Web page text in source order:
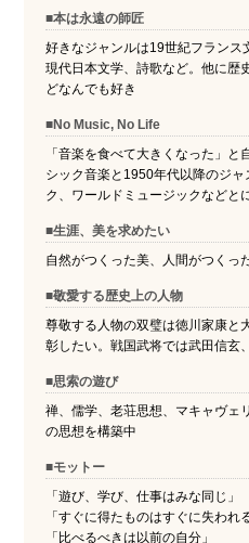
■本は永遠の師匠
好きなジャンルは19世紀フランス
現代日本文学、詩歌など。他に歴
どなんでも好き
■No Music, No Life
「音楽を食べて大きくなった」
シック音楽と1950年代以降のジ
ク、ワールドミュージックなどと
■生涯、美を求めたい
自然がつくった美、人間がつくっ
■敬愛する歴史上の人物
尊敬する人物の双璧は徳川家康と
彰したい。戦国武将では武田信玄
■思索の遊び
禅、儒学、老荘思想、マキャヴェ
の思想を構築中
■モットー
「遊び、学び、仕事はみな同じ」
「すぐに得たものはすぐに失われ
「比べるべきは以前の自分」